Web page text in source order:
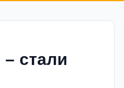
– стали